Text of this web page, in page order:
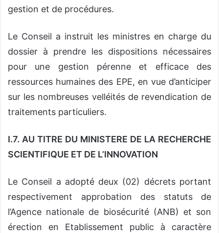
gestion et de procédures.
Le Conseil a instruit les ministres en charge du
dossier à prendre les dispositions nécessaires
pour une gestion pérenne et efficace des
ressources humaines des EPE, en vue d’anticiper
sur les nombreuses velléités de revendication de
traitements particuliers.
I.7. AU TITRE DU MINISTERE DE LA RECHERCHE
SCIENTIFIQUE ET DE L’INNOVATION
Le Conseil a adopté deux (02) décrets portant
respectivement approbation des statuts de
l’Agence nationale de biosécurité (ANB) et son
érection en Etablissement public à caractère